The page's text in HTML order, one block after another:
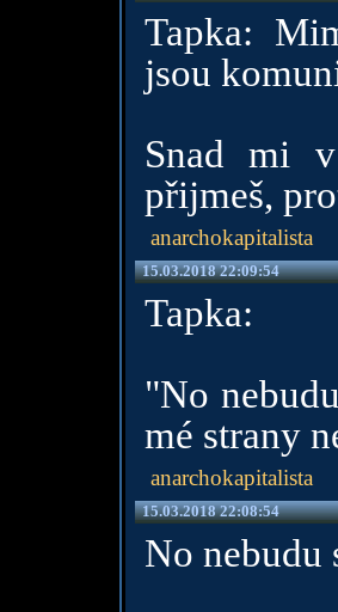
Tapka:
jsou
Snad mi
přijmeš,
anarchokapitalista
15.03.2018 22:09:54
Tapka:
"No
mé strany
anarchokapitalista
15.03.2018 22:08:54
No nebudu